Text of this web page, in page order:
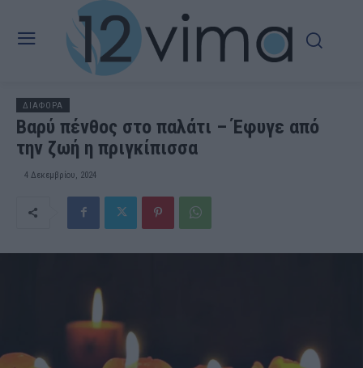
ΔΙΑΦΟΡΑ
Βαρύ πένθος στο παλάτι – Έφυγε από
την ζωή η πριγκίπισσα
4 Δεκεμβρίου, 2024